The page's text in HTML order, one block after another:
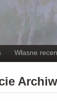
Własne